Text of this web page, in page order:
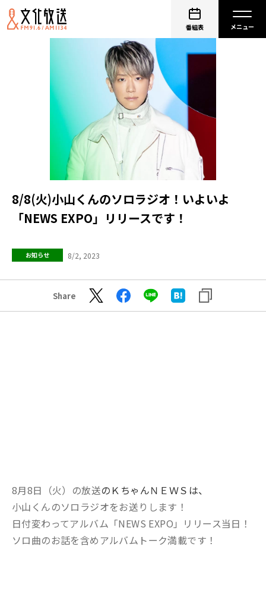
番組表
8/8(火)小山くんのソロラジオ！いよいよ
「NEWS EXPO」リリースです！
お知らせ 8/2, 2023
Share
8月8日（火）の放送のＫちゃんＮＥＷＳは、
小山くんのソロラジオをお送りします！
日付変わってアルバム「NEWS EXPO」リリース当日！
ソロ曲のお話を含めアルバムトーク満載です！